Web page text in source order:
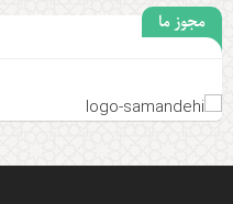
مجوز ما